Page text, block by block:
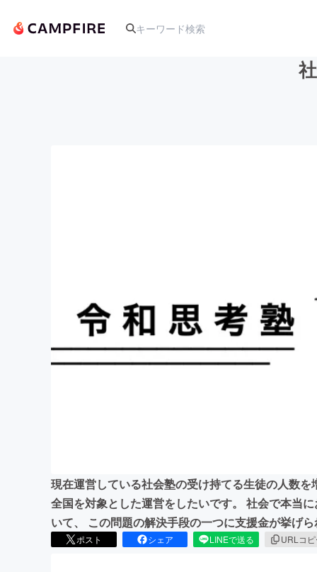
まちづくり・地域活性化
現在運営している社会塾の受け持てる生徒の人数
全国を対象とした運営をしたいです。 社会で本当
いて、 この問題の解決手段の一つに支援金が挙げら
ポスト シェア LINEで送る URLコピ